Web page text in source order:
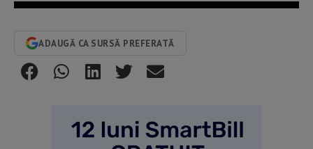
ADAUGĂ CA SURSĂ PREFERATĂ